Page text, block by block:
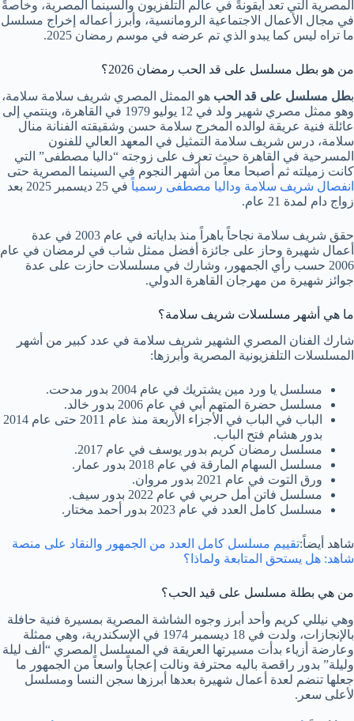
المصرية التي تعد أيقونةً في عالم التلفزيون والسينما المصرية، وخاصةً
في مجال الأعمال الاجتماعية الرومانسية، وأبرز أعماله إخراج مسلسل
ما تراه ليس كما يبدو الذي تم عرضه في موسم رمضان 2025.
من هو بطل مسلسل على قد الحب رمضان 2026؟
بطل مسلسل على قد الحب هو الممثل المصري شريف سلامة سلامة،
وهو ممثل مصري شهير ولد في 12 يوليو 1979 في القاهرة، وينتمي إلى
عائلة فنية عريقة لوالده المخرج سلامة حسن وشقيقته الفنانة منال
سلامة، درس شريف سلامة التمثيل في المعهد العالي للفنون
المسرحية في القاهرة حيث تعرف على زوجته “داليا مصطفى” التي
كانت زميلته ثم أصبحا معاً من أشهر النجوم في السينما المصرية حتى
انفصال شريف سلامة وداليا مصطفى رسمياً
في 25 ديسمبر 2025 بعد
زواج دام لمدة 21 عام.
حقق شريف سلامة نجاحاً باهراً منذ بداياته في عام 2003 في عدة
أعمال شهيرة وحاز على جائزة أفضل ممثل شاب في لرمضان في عام
2006 حسب رأي الجمهور، وشارك في مسلسلات حازت على عدة
جوائز شهيرة من مهرجان القاهرة الدولي.
ما هي أشهر مسلسلات شريف سلامة؟
شارك الفنان المصري الشهير شريف سلامة في عدد كبير من أشهر
المسلسلات التلفزيونية المصرية وأبرزها:
مسلسل يا ورد مين يشتريك في عام 2004 بدور مدحت.
مسلسل حضرة المتهم أبي في عام 2006 بدور خالد.
الباب في الباب في الأجزاء الأربعة منذ عام 2011 حتى عام 2014
بدور هشام فتح الباب.
مسلسل رمضان كريم بدور يوسف في عام 2017.
مسلسل السهام المارقة في عام 2018 بدور عمار.
ورق التوت في عام 2021 بدور مروان.
مسلسل فاتن أمل حربي في عام 2022 بدور سيف.
مسلسل كامل العدد في عام 2023 بدور أحمد مختار.
شاهد أيضاً:تقييم مسلسل كامل العدد من الجمهور والنقاد على منصة
شاهد: هل يستحق المتابعة ولماذا؟
من هي بطلة مسلسل على قيد الحب؟
وهي نيللي كريم وأحد أبرز وجوه الشاشة المصرية بمسيرة فنية حافلة
بالإنجازات، ولدت في 18 ديسمبر 1974 في الإسكندرية، وهي ممثلة
وعارضة أزياء بدأت مسيرتها العريقة في المسلسل المصري “ألف ليلة
وليلة” بدور راقصة باليه محترفة ونالت إعجاباً واسعاً من الجمهور ما
جعلها تنضم لعدة أعمال شهيرة بعدها أبرزها سجن النسا ومسلسل
لأعلى سعر.